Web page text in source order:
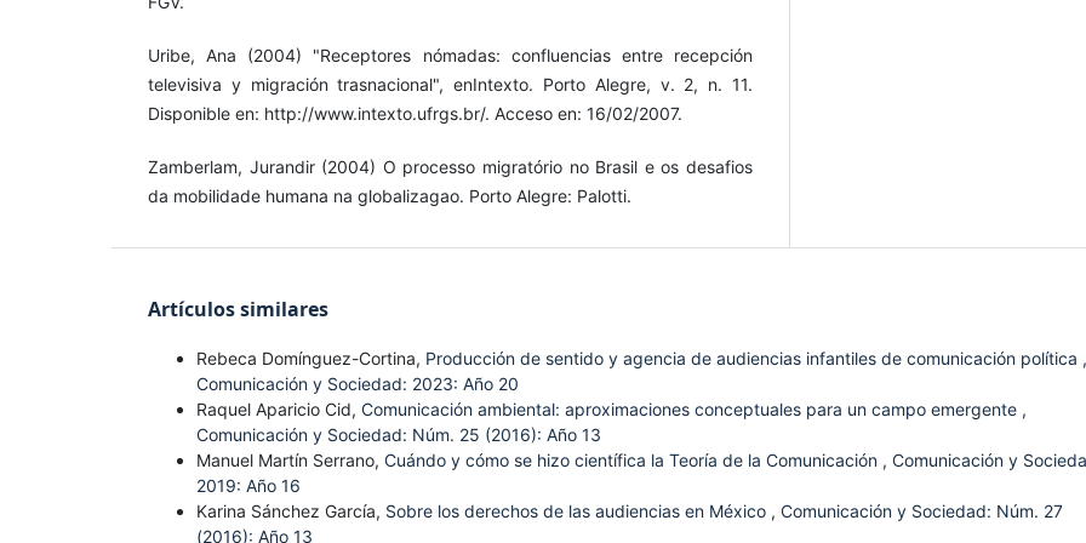
Uribe, Ana (2004) "Receptores nómadas: confluencias entre recepción
televisiva y migración trasnacional", enIntexto. Porto Alegre, v. 2, n. 11.
Disponible en: http://www.intexto.ufrgs.br/. Acceso en: 16/02/2007.
Zamberlam, Jurandir (2004) O processo migratório no Brasil e os desafios
da mobilidade humana na globalizagao. Porto Alegre: Palotti.
Artículos similares
Rebeca Domínguez-Cortina, Producción de sentido y agencia de audiencias infantiles de comunicación política ,
Comunicación y Sociedad: 2023: Año 20
Raquel Aparicio Cid, Comunicación ambiental: aproximaciones conceptuales para un campo emergente ,
Comunicación y Sociedad: Núm. 25 (2016): Año 13
Manuel Martín Serrano, Cuándo y cómo se hizo científica la Teoría de la Comunicación , Comunicación y
2019: Año 16
Karina Sánchez García, Sobre los derechos de las audiencias en México , Comunicación y Sociedad: Núm. 27
(2016): Año 13